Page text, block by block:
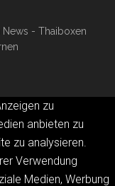
- Thaiboxen
zu
anbieten zu
zu analysieren.
Verwendung
Medien, Werbung